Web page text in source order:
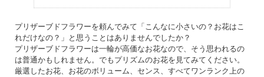
プリザーブドフラワーを頼んでみて「こんなに小さいの？お花はこ
れだけなの？」と思うことはありませんでしたか？
プリザーブドフラワーは一輪が高価なお花なので、そう思われるの
は普通かもしれません。でもプリズムのお花を見てみてください。
厳選したお花、お花のボリューム、センス、すべてワンランク上の